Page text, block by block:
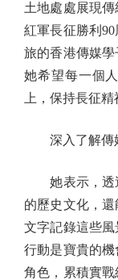
土地處處展現
紅軍長征勝利
旅的香港傳媒學
她希望每一個
上，保持長征精
深入了解傳
她表示，透過
的歷史文化，
文字記錄這些
行動是寶貴的
角色，累積實